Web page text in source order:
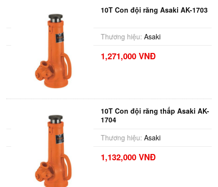
10T Con đội răng Asaki AK-1703
Thương hiệu: Asaki
1,271,000 VNĐ
10T Con đội răng thấp Asaki AK-
1704
Thương hiệu: Asaki
1,132,000 VNĐ